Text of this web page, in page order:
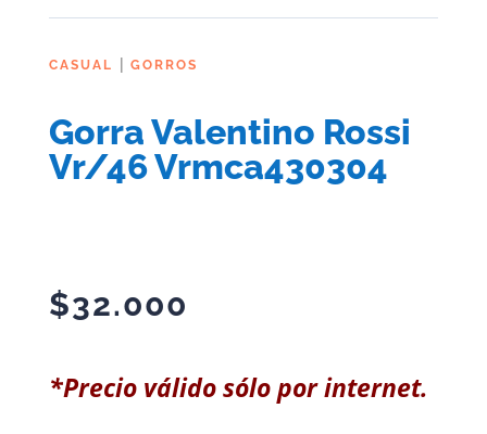
CASUAL | GORROS
Gorra Valentino Rossi
Vr/46 Vrmca430304
$32.000
*Precio válido sólo por internet.